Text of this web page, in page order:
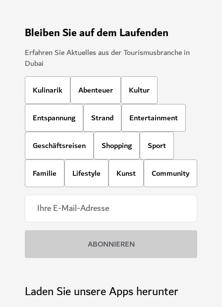
Bleiben Sie auf dem Laufenden
Erfahren Sie Aktuelles aus der Tourismusbranche in
Dubai
Kulinarik Abenteuer Kultur
Entspannung Strand Entertainment
Geschäftsreisen Shopping Sport
Familie Lifestyle Kunst Community
Laden Sie unsere Apps herunter